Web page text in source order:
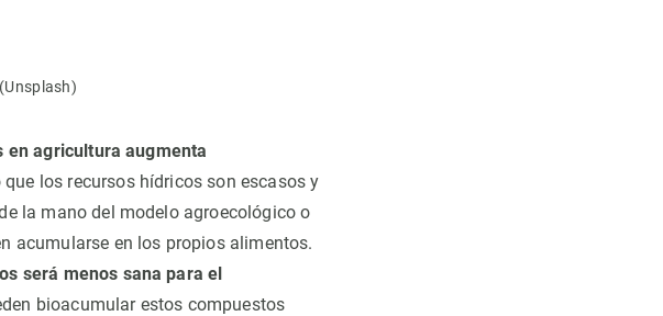
en agricultura augmenta
que los recursos hídricos son escasos y
la mano del modelo agroecológico o
acumularse en los propios alimentos.
será menos sana para el
bioacumular estos compuestos